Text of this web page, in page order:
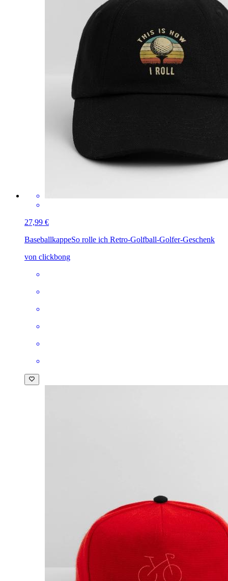
27,99 €
BaseballkappeSo rolle ich Retro-Golfball-Golfer-Geschenk
von clickbong